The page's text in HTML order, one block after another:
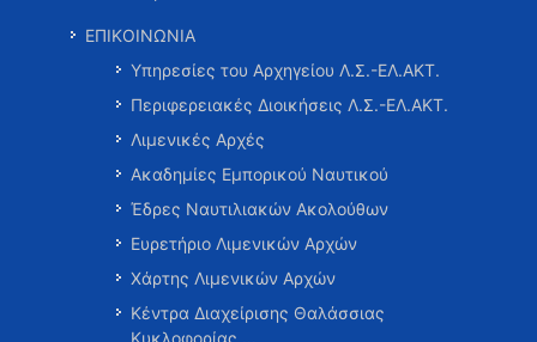
ΕΠΙΚΟΙΝΩΝΙΑ
Υπηρεσίες του Αρχηγείου Λ.Σ.-ΕΛ.ΑΚΤ.
Περιφερειακές Διοικήσεις Λ.Σ.-ΕΛ.ΑΚΤ.
Λιμενικές Αρχές
Ακαδημίες Εμπορικού Ναυτικού
Έδρες Ναυτιλιακών Ακολούθων
Ευρετήριο Λιμενικών Αρχών
Χάρτης Λιμενικών Αρχών
Κέντρα Διαχείρισης Θαλάσσιας